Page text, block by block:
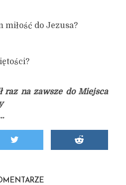
do Jezusa?
raz na zawsze do Miejsca